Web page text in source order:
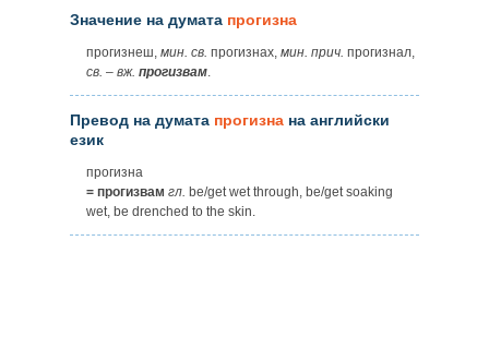
Значение на думата прогизна
прогизнеш, мин. св. прогизнах, мин. прич. прогизнал,
св. – вж. прогизвам.
Превод на думата прогизна на английски
език
прогизна
= прогизвам гл. be/get wet through, be/get soaking
wet, be drenched to the skin.